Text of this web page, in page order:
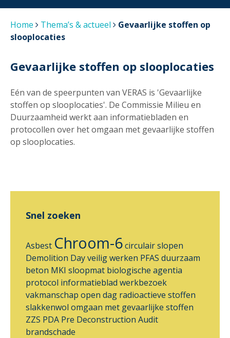
Home Thema’s & actueel
Gevaarlijke stoffen op
slooplocaties
Gevaarlijke stoffen op slooplocaties
Eén van de speerpunten van VERAS is 'Gevaarlijke
stoffen op slooplocaties'. De Commissie Milieu en
Duurzaamheid werkt aan informatiebladen en
protocollen over het omgaan met gevaarlijke stoffen
op slooplocaties.
Snel zoeken
Asbest Chroom-6circulair slopen
Demolition Dayveilig werken PFAS duurzaam
beton MKI sloopmat biologische agentia
protocol informatieblad werkbezoek
vakmanschap open dag radioactieve stoffen
slakkenwol omgaan met gevaarlijke stoffen
ZZS PDA Pre Deconstruction Audit
brandschade